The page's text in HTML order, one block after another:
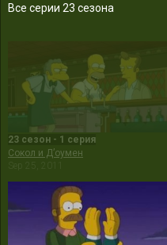
Все серии 23 сезона
23 сезон - 1 серия
Сокол и Д’оумен
Sep 25, 2011